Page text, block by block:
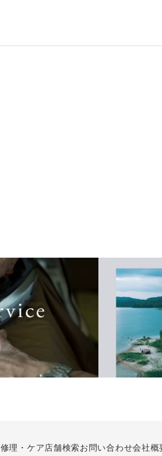
修理・ケア店舗検索お問い合わせ会社概